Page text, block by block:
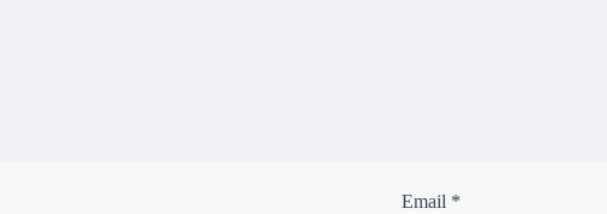
Email *